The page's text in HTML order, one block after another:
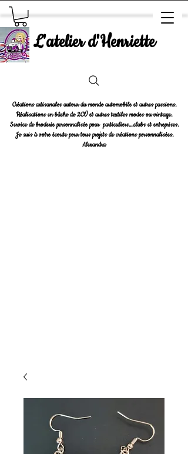
L'atelier d'Henriette
Créations artisanales autour du monde automobile et autres passions.
Réalisations en bâche de 2CV et autres textiles modes ou vintage.
Service de broderie personnalisée pour particuliers....clubs et entreprises.
Je suis à votre écoute pour tous projets de créations personnalisées.
Alexandra